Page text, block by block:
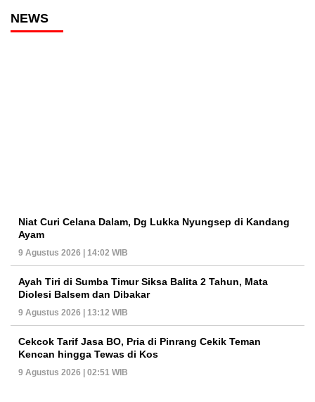
NEWS
Niat Curi Celana Dalam, Dg Lukka Nyungsep di Kandang
Ayam
9 Agustus 2026 | 14:02 WIB
Ayah Tiri di Sumba Timur Siksa Balita 2 Tahun, Mata
Diolesi Balsem dan Dibakar
9 Agustus 2026 | 13:12 WIB
Cekcok Tarif Jasa BO, Pria di Pinrang Cekik Teman
Kencan hingga Tewas di Kos
9 Agustus 2026 | 02:51 WIB